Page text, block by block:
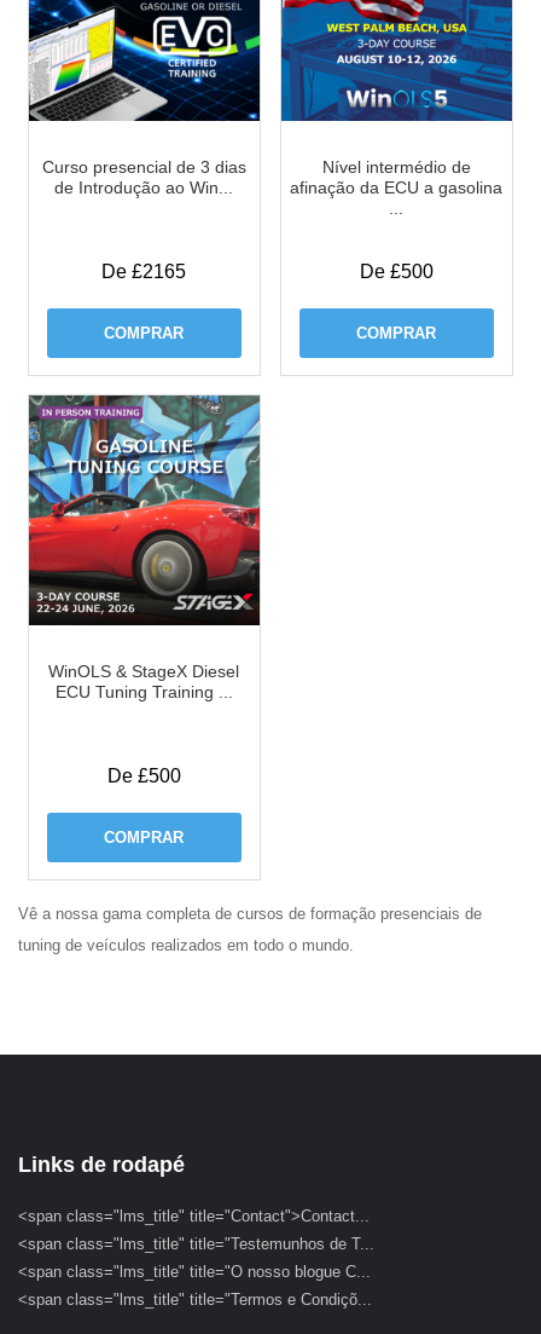
Curso presencial de 3 dias
de Introdução ao Win...
De £2165
COMPRAR
Nível intermédio de
afinação da ECU a gasolina
De £500
COMPRAR
WinOLS & StageX Diesel
ECU Tuning Training ...
De £500
COMPRAR
Vê a nossa gama completa de cursos de formação presenciais de
tuning de veículos realizados em todo o mundo.
Links de rodapé
<span class="lms_title" title="Contact">Contact...
<span class="lms_title" title="Testemunhos de T...
<span class="lms_title" title="O nosso blogue C...
<span class="lms_title" title="Termos e Condiçõ...